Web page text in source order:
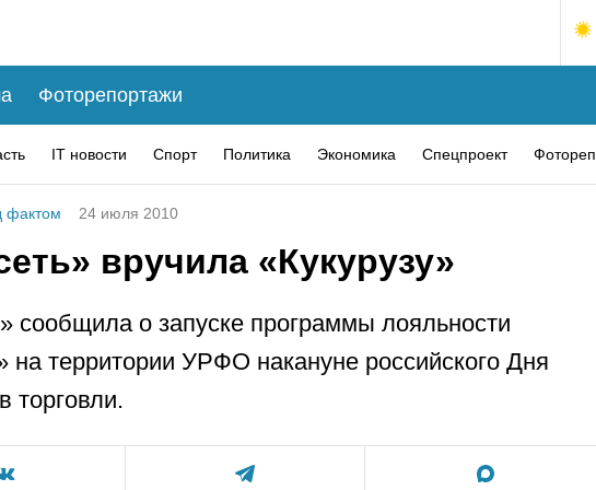
Фоторепортажи
IT новости Спорт Политика Экономика Спецпроект
фактом 24 июля 2010
вручила «Кукурузу»
сообщила о запуске программы лояльности
на территории УРФО накануне российского Дня
торговли.